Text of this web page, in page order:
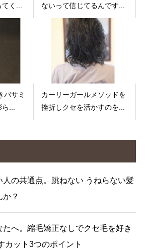
てく...
ないって信じてるんです...
バサミ
...
カーリーガールメソッドを
挫折しクセを活かすのを...
人の共通点。跳ねない うねらない髪
？
たへ。縮毛矯正なしでクセ毛を好き
カット3つのポイント